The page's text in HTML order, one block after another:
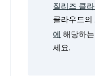
질리즈 클
클라우드의
에 해당하는
세요.